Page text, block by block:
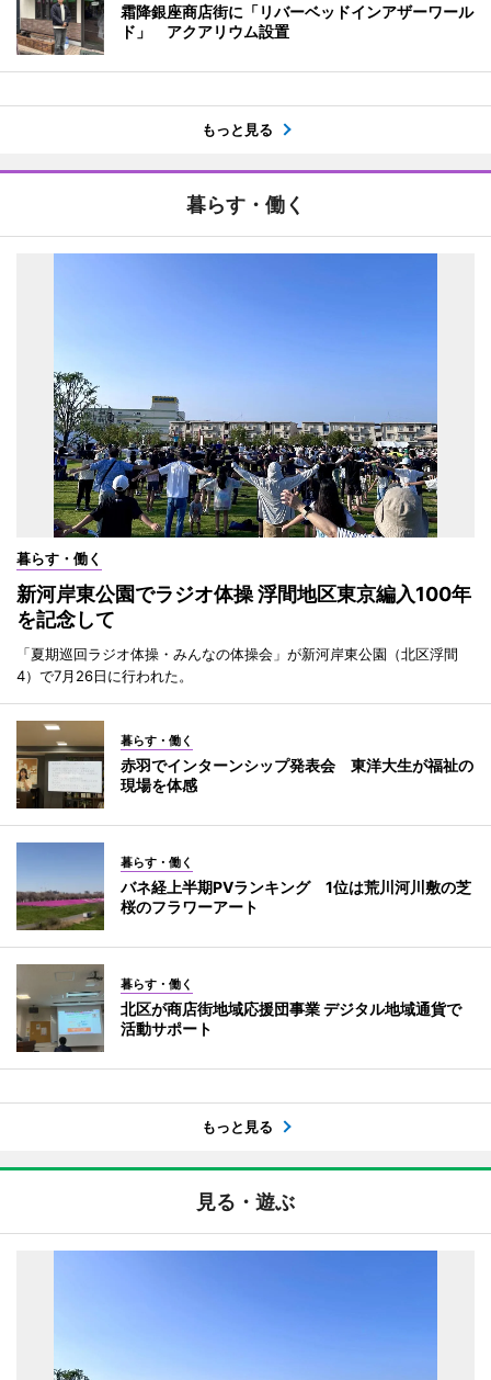
霜降銀座商店街に「リバーベッドインアザーワール
ド」 アクアリウム設置
もっと見る
暮らす・働く
暮らす・働く
新河岸東公園でラジオ体操 浮間地区東京編入100年
を記念して
「夏期巡回ラジオ体操・みんなの体操会」が新河岸東公園（北区浮間
4）で7月26日に行われた。
暮らす・働く
赤羽でインターンシップ発表会 東洋大生が福祉の
現場を体感
暮らす・働く
バネ経上半期PVランキング 1位は荒川河川敷の芝
桜のフラワーアート
暮らす・働く
北区が商店街地域応援団事業 デジタル地域通貨で
活動サポート
もっと見る
見る・遊ぶ